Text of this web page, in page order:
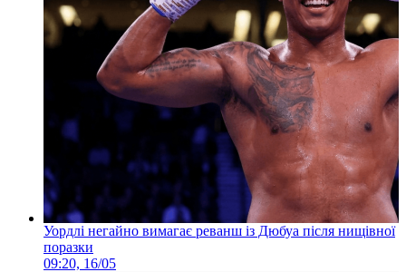
Уордлі негайно вимагає реванш із Дюбуа після нищівної
поразки
09:20, 16/05